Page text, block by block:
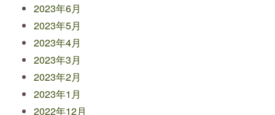
2023年6月
2023年5月
2023年4月
2023年3月
2023年2月
2023年1月
2022年12月